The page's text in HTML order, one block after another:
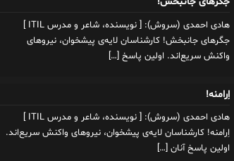
هادی احمدی (سروش): [ نویسنده، شاعر و مدرس ITIL ]
جگرهای جانبخش! کارشناسان لایه‌ی پیشخوان، نیروهای
واکنش سریع‌اند. اولین پاسخ […]
اِرامنه!
هادی احمدی (سروش): [ نویسنده، شاعر و مدرس ITIL ]
اِرامنه! کارشناسان لایه‌ی پیشخوان، نیروهای واکنش سریع‌اند.
اولین پاسخ آنان […]